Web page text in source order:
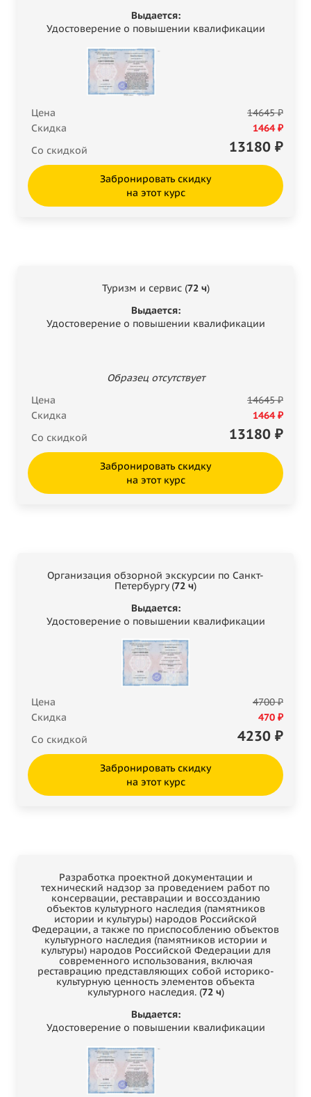
Выдается:
Удостоверение о повышении квалификации
Цена
14645 ₽
Скидка
1464 ₽
Со скидкой
13180 ₽
Забронировать скидку
на этот курс
Туризм и сервис (72 ч)
Выдается:
Удостоверение о повышении квалификации
Образец отсутствует
Цена
14645 ₽
Скидка
1464 ₽
Со скидкой
13180 ₽
Забронировать скидку
на этот курс
Организация обзорной экскурсии по Санкт-
Петербургу (72 ч)
Выдается:
Удостоверение о повышении квалификации
Цена
4700 ₽
Скидка
470 ₽
Со скидкой
4230 ₽
Забронировать скидку
на этот курс
Разработка проектной документации и
технический надзор за проведением работ по
консервации, реставрации и воссозданию
объектов культурного наследия (памятников
истории и культуры) народов Российской
Федерации, а также по приспособлению объектов
культурного наследия (памятников истории и
культуры) народов Российской Федерации для
современного использования, включая
реставрацию представляющих собой историко-
культурную ценность элементов объекта
культурного наследия. (72 ч)
Выдается:
Удостоверение о повышении квалификации